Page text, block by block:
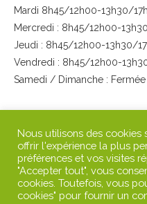
Mardi 8h45/12h00-13h30/
Mercredi : 8h45/12h00-
Jeudi : 8h45/12h00-13h30/
Vendredi : 8h45/12h00-
Samedi / Dimanche : Fermée
Nous utilisons des cookies
offrir l'expérience la plus
préférences et vos visites
"Accepter tout", vous
cookies. Toutefois, vous
cookies" pour fournir un